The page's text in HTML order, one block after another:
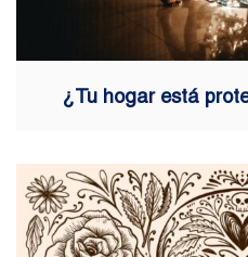
¿Tu hogar está